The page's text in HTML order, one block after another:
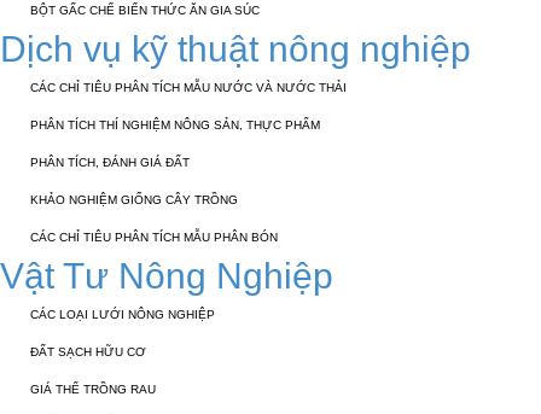
BỘT GẤC CHẾ BIẾN THỨC ĂN GIA SÚC
Dịch vụ kỹ thuật nông nghiệp
CÁC CHỈ TIÊU PHÂN TÍCH MẪU NƯỚC VÀ NƯỚC THẢI
PHÂN TÍCH THÍ NGHIỆM NÔNG SẢN, THỰC PHẨM
PHÂN TÍCH, ĐÁNH GIÁ ĐẤT
KHẢO NGHIỆM GIỐNG CÂY TRỒNG
CÁC CHỈ TIÊU PHÂN TÍCH MẪU PHÂN BÓN
Vật Tư Nông Nghiệp
CÁC LOẠI LƯỚI NÔNG NGHIỆP
ĐẤT SẠCH HỮU CƠ
GIÁ THỂ TRỒNG RAU